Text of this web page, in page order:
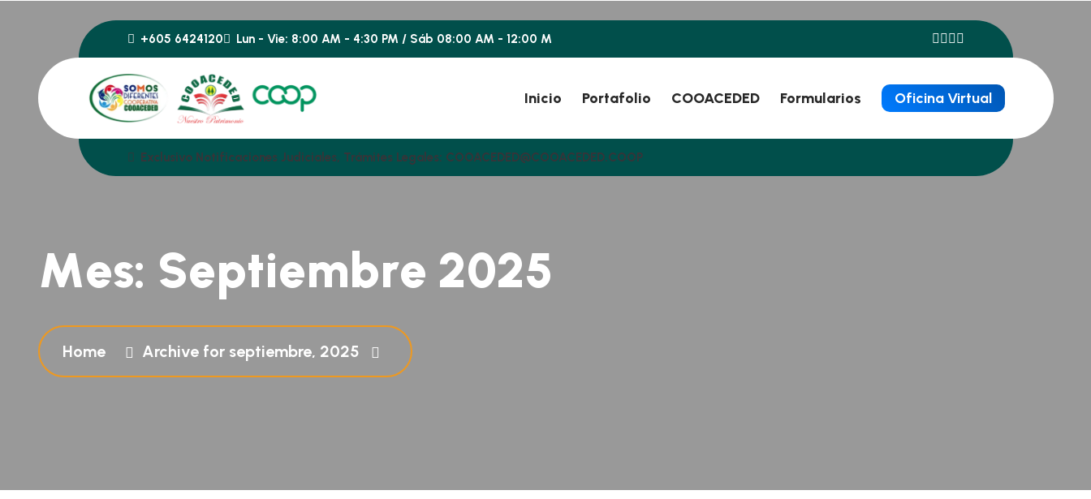
+605 6424120 Lun - Vie: 8:00 AM - 4:30 PM / Sáb 08:00 AM - 12:00 M
Inicio Portafolio COOACEDED Formularios Oficina Virtual
Exclusivo Notificaciones Judiciales, Trámites Legales: COOACEDED@COOACEDED.COOP
Mes: Septiembre 2025
Home Archive for septiembre, 2025